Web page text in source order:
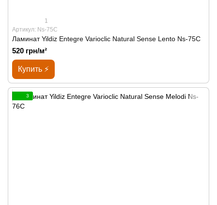
1
Артикул: Ns-75C
Ламинат Yildiz Entegre Varioclic Natural Sense Lento Ns-75C
520 грн/м²
Купить ⚡
3